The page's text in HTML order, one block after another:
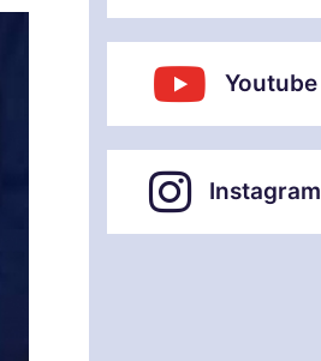
Youtube
Instagram